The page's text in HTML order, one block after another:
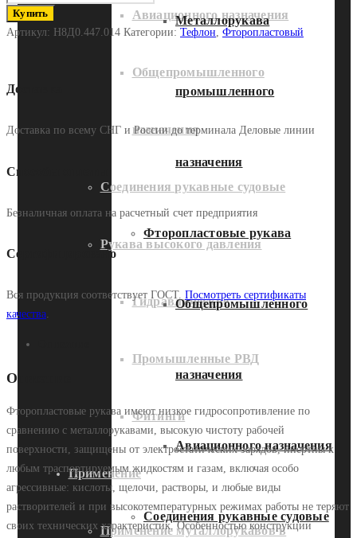
Авиационного назначения
Общепромышленного
назначения
Соединения рукавные судовые
Рукава высокого давления
Гидравлические
Промышленные РВД
Фитинги
Применение
Применение муталлорукавов в
Металлорукава
промышленного
назначения
Фторопластовые рукава
Общепромышленного
назначения
Авиационного назначения
Соединения рукавные судовые
Фторопластовый
рукав
Купить
Артикул: Н8Д0.447.014 Категории: Тефлон Фторопластовый
Доставка
Доставка по всему СНГ и России до терминала Деловые линии
Способы оплаты
Безналичная оплата на расчетный счет предприятия
Сертифицировано
Вся продукция соответствует ГОСТ. Посмотреть сертификаты
качества.
Описание
Фторопластовые рукава имеют низкое гидросопротивление по
сравнению с металлорукавами, высокую чистоту рабочей
поверхности, защищены от электростатических зарядов, инертны к
любым траспортируемым жидкостям и газам, включая особо
агрессивные: кислоты, щелочи, растворы, и любые виды
растворителей и при высокотемпературных режимах работы не теряют
своих технических характеристик. Особенностью конструкции